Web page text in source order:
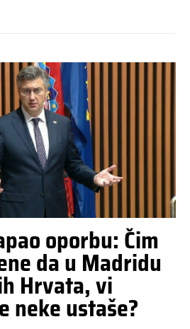
oporbu: Čim
da u Madridu
Hrvata, vi
neke ustaše?